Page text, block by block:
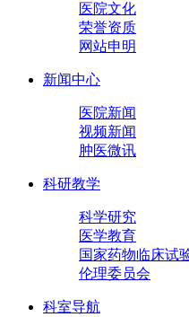
医院文化
荣誉资质
网站申明
新闻中心
医院新闻
视频新闻
肿医微讯
科研教学
科学研究
医学教育
国家药物临床试
伦理委员会
科室导航